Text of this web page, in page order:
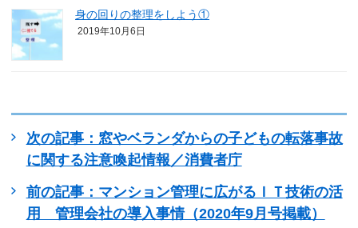
身の回りの整理をしよう①
2019年10月6日
次の記事：窓やベランダからの子どもの転落事故
に関する注意喚起情報／消費者庁
前の記事：マンション管理に広がるＩＴ技術の活
用 管理会社の導入事情（2020年9月号掲載）